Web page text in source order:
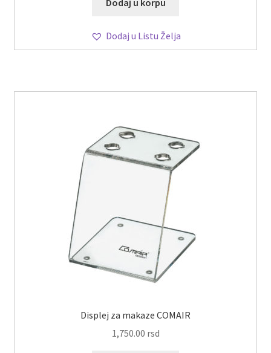
Dodaj u korpu
Dodaj u Listu Želja
Displej za makaze COMAIR
1,750.00 rsd